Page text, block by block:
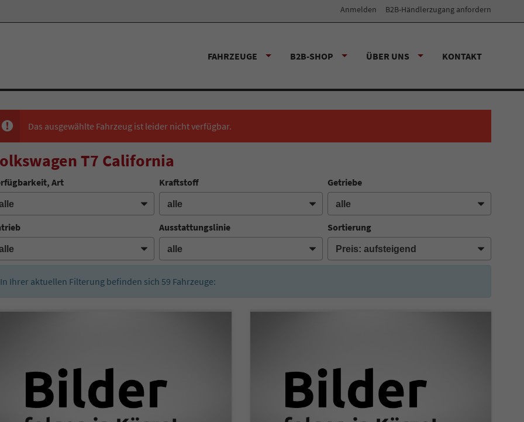
Anmelden B2B-Händlerzugang anfordern
FAHRZEUGE B2B-SHOP ÜBER UNS KONTAKT
Das ausgewählte Fahrzeug ist leider nicht verfügbar.
T7 California
Art Kraftstoff Getriebe
Ausstattungslinie Sortierung
In Ihrer aktuellen Filterung befinden sich 59 Fahrzeuge: